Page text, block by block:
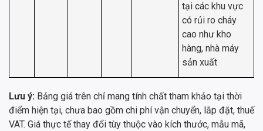
tại các khu vực
có rủi ro cháy
cao như kho
hàng, nhà máy
sản xuất
Lưu ý: Bảng giá trên chỉ mang tính chất tham khảo tại thời
điểm hiện tại, chưa bao gồm chi phí vận chuyển, lắp đặt, thuế
VAT. Giá thực tế thay đổi tùy thuộc vào kích thước, mẫu mã,